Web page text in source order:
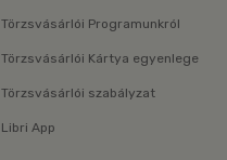
Törzsvásárlói Programunkról
Törzsvásárlói Kártya egyenlege
Törzsvásárlói szabályzat
Libri App